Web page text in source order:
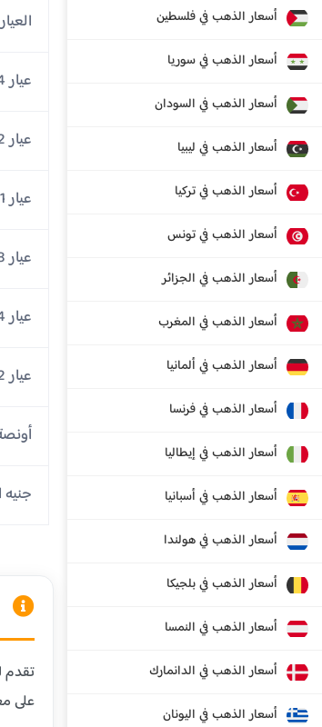
أسعار الذهب في فلسطين
أسعار الذهب في سوريا
أسعار الذهب في السودان
أسعار الذهب في ليبيا
أسعار الذهب في تركيا
أسعار الذهب في تونس
أسعار الذهب في الجزائر
أسعار الذهب في المغرب
أسعار الذهب في ألمانيا
أسعار الذهب في فرنسا
أسعار الذهب في إيطاليا
أسعار الذهب في أسبانيا
أسعار الذهب في هولندا
أسعار الذهب في بلجيكا
أسعار الذهب في النمسا
أسعار الذهب في الدانمارك
أسعار الذهب في اليونان
العيار
عيار 24
عيار 22
عيار 21
عيار 18
عيار 14
عيار 12
تقدم
على